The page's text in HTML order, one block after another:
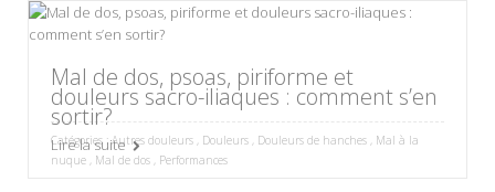
Mal de dos, psoas, piriforme et
douleurs sacro-iliaques : comment s’en
sortir?
Catégories :Autres douleurs Douleurs Douleurs de hanches
Mal à la
nuque
Mal de dos Performances
Lire la suite